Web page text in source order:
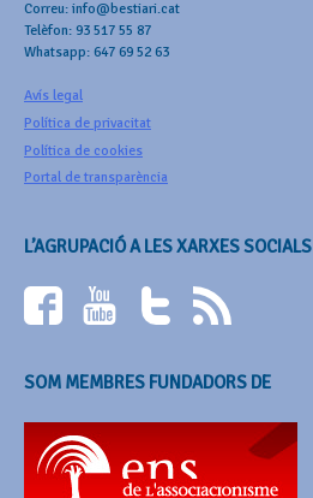
Correu: info@bestiari.cat
Telèfon: 93 517 55 87
Whatsapp: 647 69 52 63
Avís legal
Política de privacitat
Política de cookies
Portal de transparència
L’AGRUPACIÓ A LES XARXES SOCIALS
SOM MEMBRES FUNDADORS DE